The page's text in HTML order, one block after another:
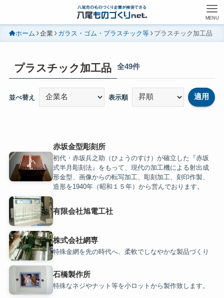
MENU
ホーム 企業 ガラス・ゴム・プラスチック等 プラスチック加工品
プラスチック加工品 全49件
並べ替え 表示順 適用
赤坂金型彫刻所
初代・赤坂兵之助（ひょうのすけ）が確立した『赤坂
式半月彫刻法』をもって、現代の加工機による射出成
形金型、画像からの転写加工、彫刻加工、刻印作製、
造形を1940年（昭和１５年）から営んでおります。
有限会社旭電工社
株式会社網専
特殊金網を先の時代へ、柔軟でしなやかな製品づくり
石橋製作所
特殊なネジやナット等を小ロットから製作致します。